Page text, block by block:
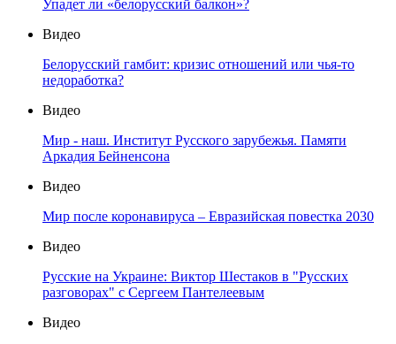
Упадет ли «белорусский балкон»?
Видео
Белорусский гамбит: кризис отношений или чья-то
недоработка?
Видео
Мир - наш. Институт Русского зарубежья. Памяти
Аркадия Бейненсона
Видео
Мир после коронавируса – Евразийская повестка 2030
Видео
Русские на Украине: Виктор Шестаков в "Русских
разговорах" с Сергеем Пантелеевым
Видео